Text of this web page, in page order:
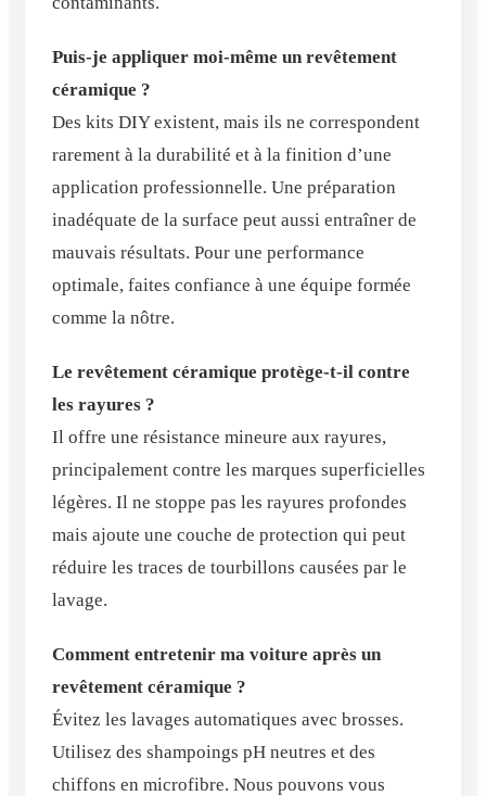
Puis-je appliquer moi-même un revêtement
céramique ?
Des kits DIY existent, mais ils ne correspondent
rarement à la durabilité et à la finition d’une
application professionnelle. Une préparation
inadéquate de la surface peut aussi entraîner de
mauvais résultats. Pour une performance
optimale, faites confiance à une équipe formée
comme la nôtre.
Le revêtement céramique protège-t-il contre
les rayures ?
Il offre une résistance mineure aux rayures,
principalement contre les marques superficielles
légères. Il ne stoppe pas les rayures profondes
mais ajoute une couche de protection qui peut
réduire les traces de tourbillons causées par le
lavage.
Comment entretenir ma voiture après un
revêtement céramique ?
Évitez les lavages automatiques avec brosses.
Utilisez des shampoings pH neutres et des
chiffons en microfibre. Nous pouvons vous